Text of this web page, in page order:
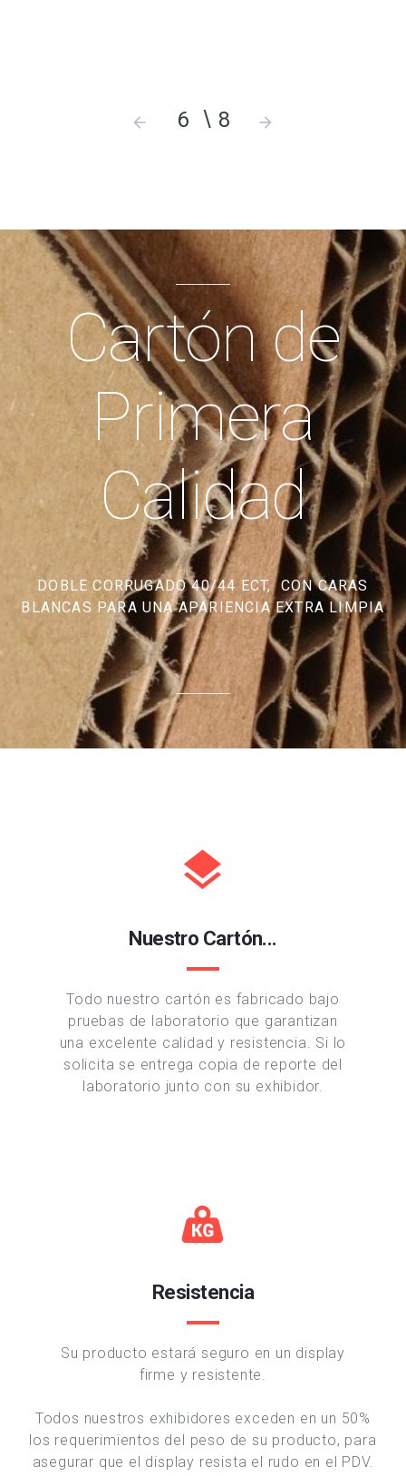
6 8
Cartón de
Primera
Calidad
DOBLE CORRUGADO 40/44 ECT, CON CARAS
BLANCAS PARA UNA APARIENCIA EXTRA LIMPIA
Nuestro Cartón...
Todo nuestro cartón es fabricado bajo
pruebas de laboratorio que garantizan
una excelente calidad y resistencia. Si lo
solicita se entrega copia de reporte del
laboratorio junto con su exhibidor.
Resistencia
Su producto estará seguro en un display
firme y resistente.
Todos nuestros exhibidores exceden en un 50%
los requerimientos del peso de su producto, para
asegurar que el display resista el rudo en el PDV.